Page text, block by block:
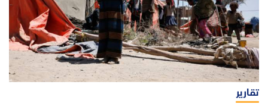
تقارير